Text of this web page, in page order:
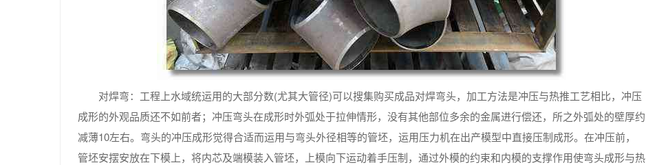
对焊弯：工程上水域统运用的大部分数(尤其大管径)可以搜集购买成品对焊弯头，加工方法是冲压与热推工艺相比，冲压
成形的外观品质还不如前者；冲压弯头在成形时外弧处于拉伸情形，没有其他部位多余的金属进行偿还，所之外弧处的壁厚约
减薄10左右。弯头的冲压成形觉得合适而运用与弯头外径相等的管坯，运用压力机在出产模型中直接压制成形。在冲压前，
管坯安摆安放在下模上，将内芯及端模装入管坯，上模向下运动着手压制，通过外模的约束和内模的支撑作用使弯头成形与热